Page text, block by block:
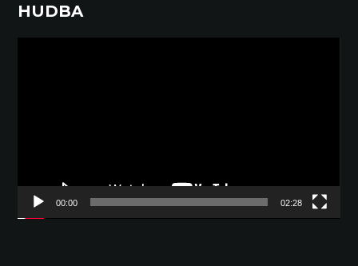
HUDBA
00:00 02:28